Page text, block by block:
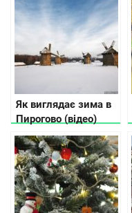
Як виглядає зима в
Пирогово (відео)